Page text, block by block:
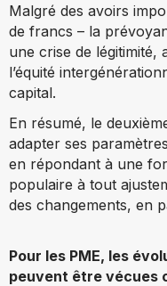
Malgré des avoirs
de francs – la
une crise de légitimité,
l’équité
capital.
En résumé, le
adapter ses
en répondant à une
populaire à tout
des changements, en
Pour les PME, les
peuvent être vécues